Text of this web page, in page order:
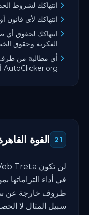
انتهاكك لشروط
انتهاكك لأي قانون
انتهاكك لحقوق
الفكرية وحقوق
أي مطالبة من طرف
AutoClicker.org أضر به
21 القوة
في أداء
ظروف خارجة عن
سبيل المثال لا